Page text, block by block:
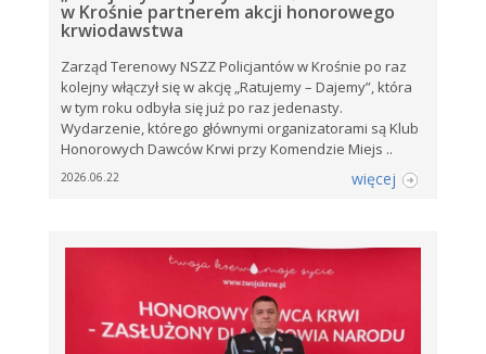
w Krośnie partnerem akcji honorowego
krwiodawstwa
Zarząd Terenowy NSZZ Policjantów w Krośnie po raz
kolejny włączył się w akcję „Ratujemy – Dajemy”, która
w tym roku odbyła się już po raz jedenasty.
Wydarzenie, którego głównymi organizatorami są Klub
Honorowych Dawców Krwi przy Komendzie Miejs ..
2026.06.22 więcej